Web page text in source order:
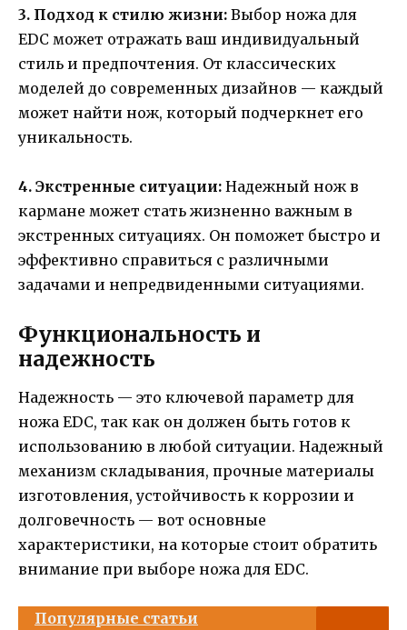
3. Подход к стилю жизни: Выбор ножа для
EDC может отражать ваш индивидуальный
стиль и предпочтения. От классических
моделей до современных дизайнов — каждый
может найти нож, который подчеркнет его
уникальность.
4. Экстренные ситуации: Надежный нож в
кармане может стать жизненно важным в
экстренных ситуациях. Он поможет быстро и
эффективно справиться с различными
задачами и непредвиденными ситуациями.
Функциональность и
надежность
Надежность — это ключевой параметр для
ножа EDC, так как он должен быть готов к
использованию в любой ситуации. Надежный
механизм складывания, прочные материалы
изготовления, устойчивость к коррозии и
долговечность — вот основные
характеристики, на которые стоит обратить
внимание при выборе ножа для EDC.
Популярные статьи